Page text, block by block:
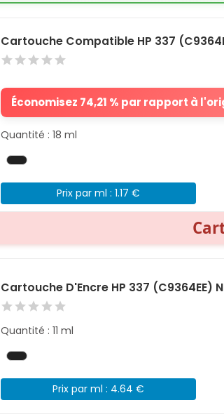
Cartouche Compatible HP 337
Économisez 74,21 % par rapport à
Quantité : 18 ml
Prix par ml : 1.17 €
Cartouche D'Encre HP 337 (C9364EE)
Quantité : 11 ml
Prix par ml : 4.64 €